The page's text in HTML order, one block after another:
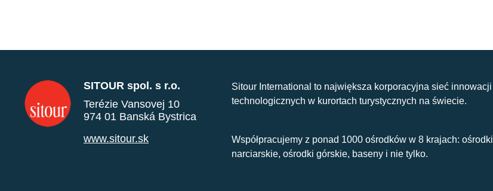
SITOUR spol. s r.o.
Terézie Vansovej 10
974 01 Banská Bystrica
www.sitour.sk
Sitour International to największa korporacyjna sieć innowacji
technologicznych w kurortach turystycznych na świecie.
Współpracujemy z ponad 1000 ośrodków w 8 krajach: ośrodki
narciarskie, ośrodki górskie, baseny i nie tylko.